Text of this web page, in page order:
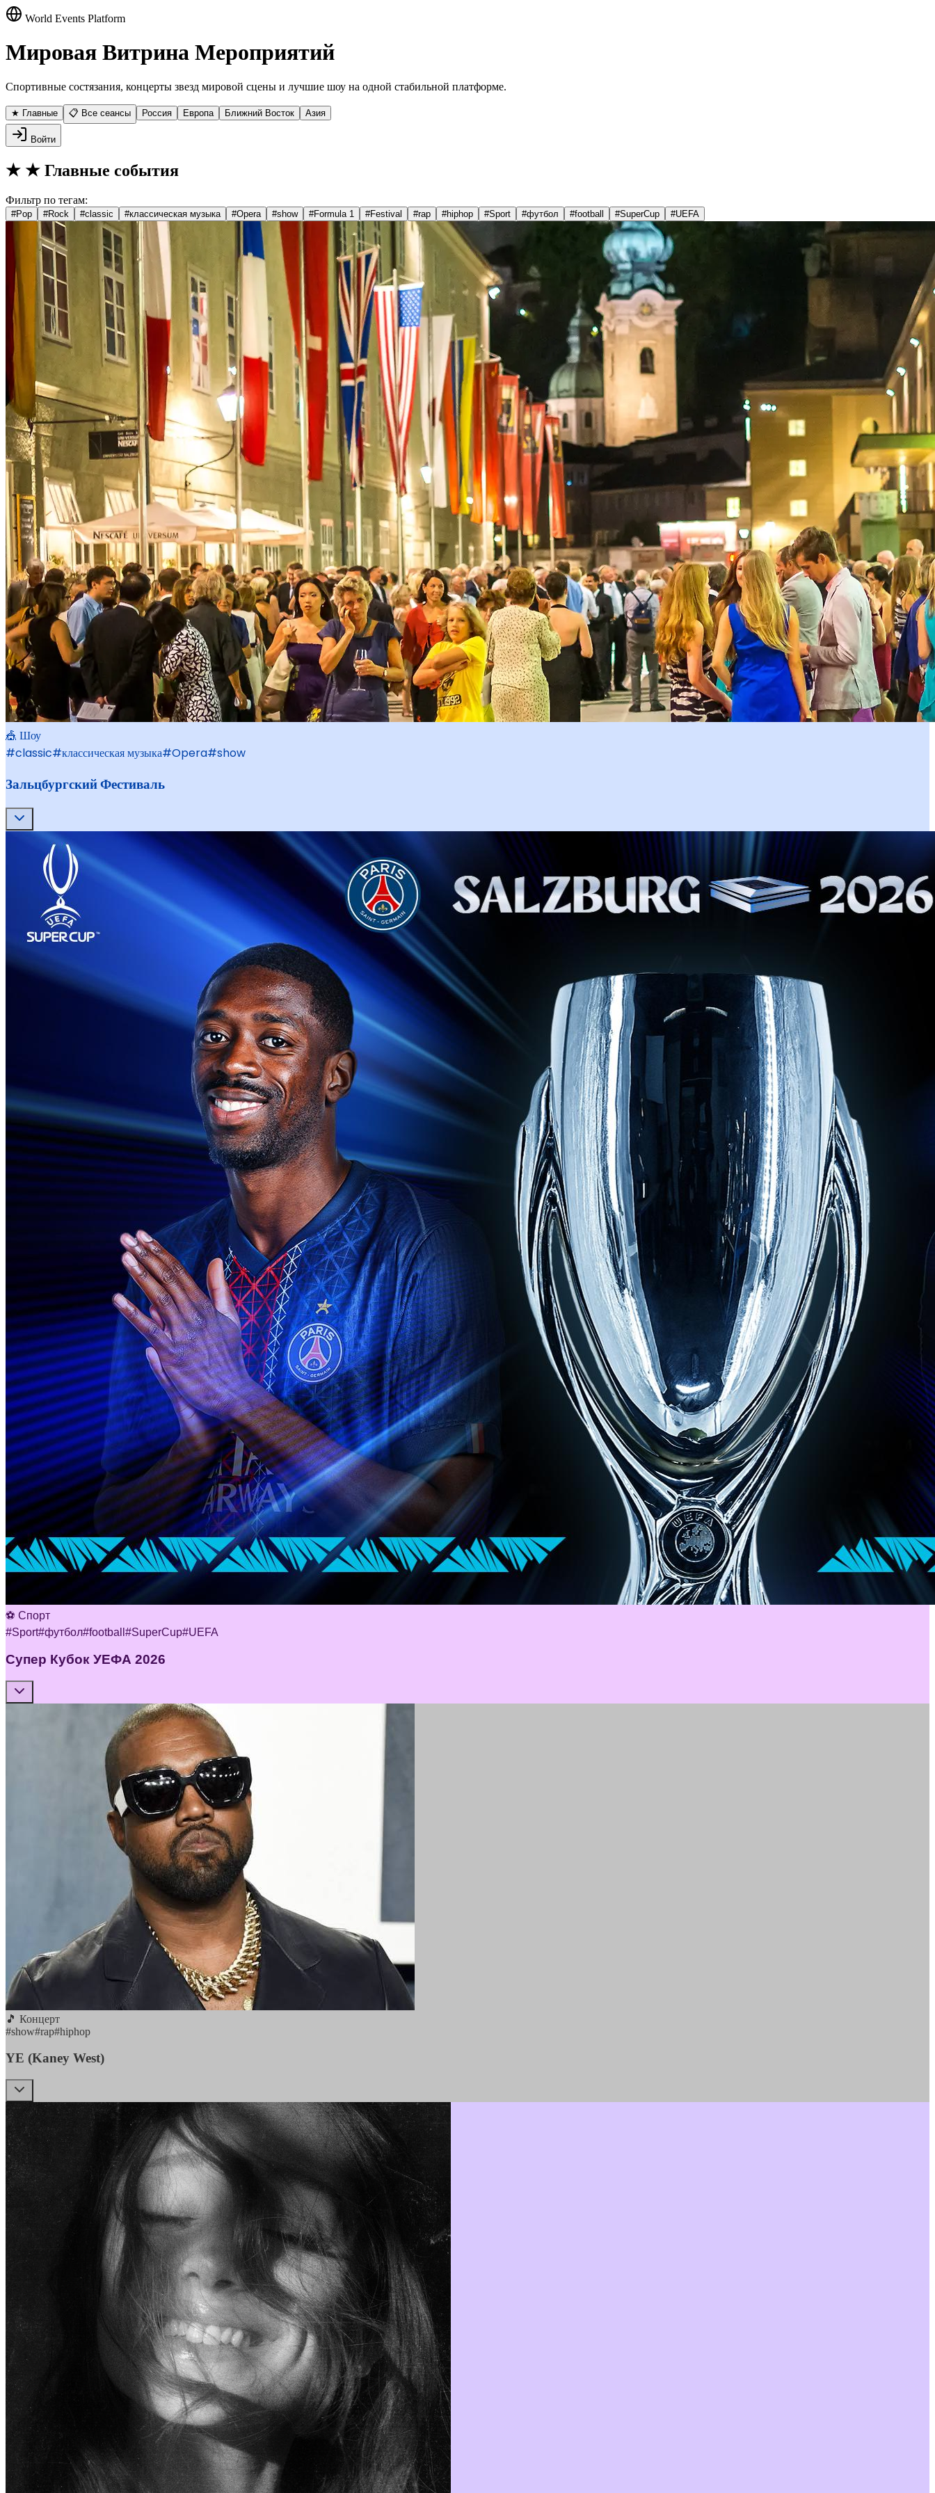
World Events Platform
Мировая Витрина Мероприятий
Спортивные состязания, концерты звезд мировой сцены и лучшие шоу на одной стабильной платформе.
★ Главные 📋 Все сеансы Россия Европа Ближний Восток Азия
Войти
★ ★ Главные события
Фильтр по тегам:
#Pop #Rock #classic #классическая музыка #Opera #show #Formula 1 #Festival #rap #hiphop #Sport #футбол #football #SuperCup #UEFA
🎪 Шоу
#classic#классическая музыка#Opera#show
Зальцбургский Фестиваль
⚽ Спорт
#Sport#футбол#football #SuperCup#UEFA
Супер Кубок УЕФА 2026
🎵 Концерт
#show#rap#hiphop
YE (Kaney West)